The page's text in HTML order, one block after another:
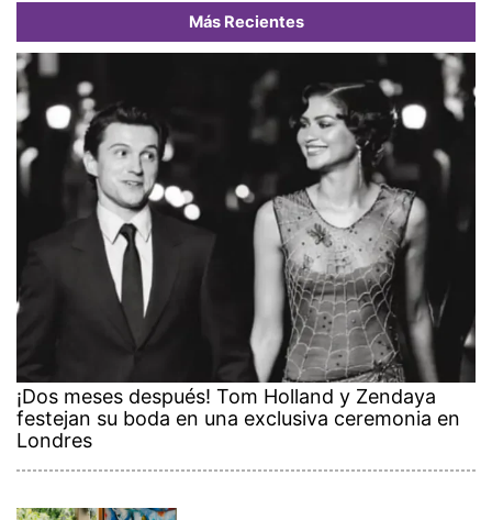
Más Recientes
¡Dos meses después! Tom Holland y Zendaya
festejan su boda en una exclusiva ceremonia en
Londres